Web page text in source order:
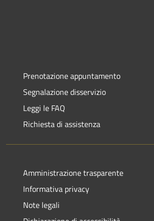
Prenotazione appuntamento
Segnalazione disservizio
Leggi le FAQ
Richiesta di assistenza
Amministrazione trasparente
Informativa privacy
Note legali